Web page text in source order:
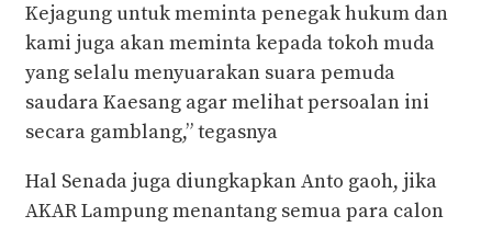
Kejagung untuk meminta penegak hukum dan
kami juga akan meminta kepada tokoh muda
yang selalu menyuarakan suara pemuda
saudara Kaesang agar melihat persoalan ini
secara gamblang,” tegasnya
Hal Senada juga diungkapkan Anto gaoh, jika
AKAR Lampung menantang semua para calon